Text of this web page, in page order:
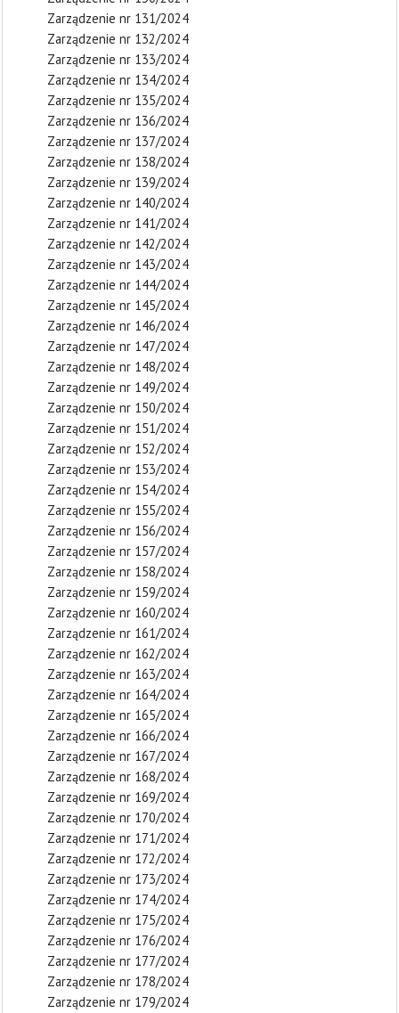
Zarządzenie nr 131/2024
Zarządzenie nr 132/2024
Zarządzenie nr 133/2024
Zarządzenie nr 134/2024
Zarządzenie nr 135/2024
Zarządzenie nr 136/2024
Zarządzenie nr 137/2024
Zarządzenie nr 138/2024
Zarządzenie nr 139/2024
Zarządzenie nr 140/2024
Zarządzenie nr 141/2024
Zarządzenie nr 142/2024
Zarządzenie nr 143/2024
Zarządzenie nr 144/2024
Zarządzenie nr 145/2024
Zarządzenie nr 146/2024
Zarządzenie nr 147/2024
Zarządzenie nr 148/2024
Zarządzenie nr 149/2024
Zarządzenie nr 150/2024
Zarządzenie nr 151/2024
Zarządzenie nr 152/2024
Zarządzenie nr 153/2024
Zarządzenie nr 154/2024
Zarządzenie nr 155/2024
Zarządzenie nr 156/2024
Zarządzenie nr 157/2024
Zarządzenie nr 158/2024
Zarządzenie nr 159/2024
Zarządzenie nr 160/2024
Zarządzenie nr 161/2024
Zarządzenie nr 162/2024
Zarządzenie nr 163/2024
Zarządzenie nr 164/2024
Zarządzenie nr 165/2024
Zarządzenie nr 166/2024
Zarządzenie nr 167/2024
Zarządzenie nr 168/2024
Zarządzenie nr 169/2024
Zarządzenie nr 170/2024
Zarządzenie nr 171/2024
Zarządzenie nr 172/2024
Zarządzenie nr 173/2024
Zarządzenie nr 174/2024
Zarządzenie nr 175/2024
Zarządzenie nr 176/2024
Zarządzenie nr 177/2024
Zarządzenie nr 178/2024
Zarządzenie nr 179/2024